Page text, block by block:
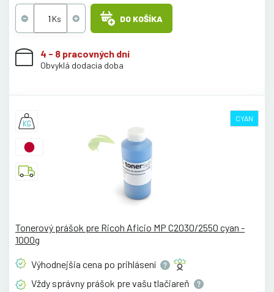
DO KOŠÍKA
4 - 8 pracovných dní
Obvyklá dodacia doba
CYAN
Tonerový prášok pre Ricoh Aficio MP C2030/2550 cyan -
1000g
Výhodnejšia cena po prihlásení
Vždy správny prášok pre vašu tlačiareň